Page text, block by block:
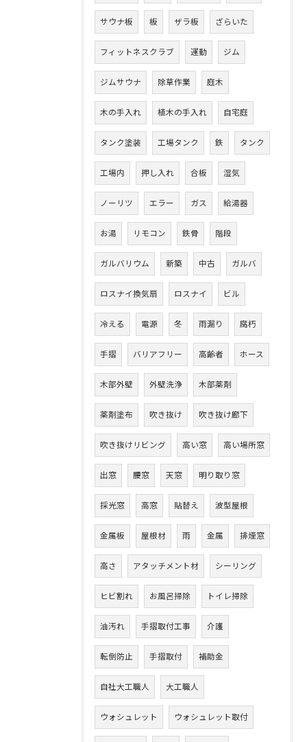
サウナ板 板 ザラ板 ざらいた
フィットネスクラブ 運動 ジム
ジムサウナ 除草作業 庭木
木の手入れ 植木の手入れ 自宅庭
タンク塗装 工場タンク 鉄 タンク
工場内 押し入れ 合板 湿気
ノーリツ エラー ガス 給湯器
お湯 リモコン 鉄骨 階段
ガルバリウム 新築 中古 ガルバ
ロスナイ換気扇 ロスナイ ビル
冷える 電源 冬 雨漏り 腐朽
手摺 バリアフリー 高齢者 ホース
木部外壁 外壁洗浄 木部薬剤
薬剤塗布 吹き抜け 吹き抜け廊下
吹き抜けリビング 高い窓 高い場所窓
出窓 腰窓 天窓 明り取り窓
採光窓 高窓 貼替え 波型屋根
金属板 屋根材 雨 金属 排煙窓
高さ アタッチメント材 シーリング
ヒビ割れ お風呂掃除 トイレ掃除
油汚れ 手摺取付工事 介護
転倒防止 手摺取付 補助金
自社大工職人 大工職人
ウォシュレット ウォシュレット取付